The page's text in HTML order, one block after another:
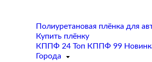
Полиуретановая плёнка для
Купить плёнку
КППФ 24 Топ КППФ 99
Города